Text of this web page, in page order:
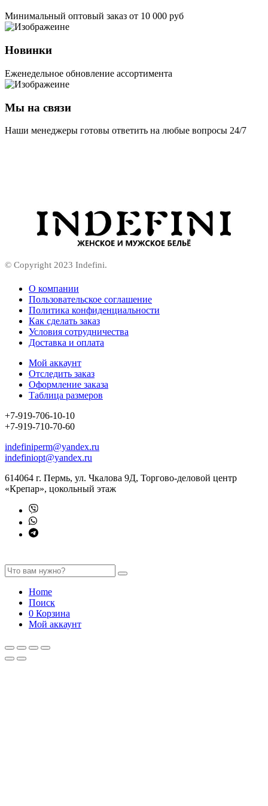
Минимальный оптовый заказ от 10 000 руб
Новинки
Еженедельное обновление ассортимента
Мы на связи
Наши менеджеры готовы ответить на любые вопросы 24/7
© Copyright 2023 Indefini.
О компании
Пользовательское соглашение
Политика конфиденциальности
Как сделать заказ
Условия сотрудничества
Доставка и оплата
Мой аккаунт
Отследить заказ
Оформление заказа
Таблица размеров
+7-919-706-10-10
+7-919-710-70-60
indefiniperm@yandex.ru
indefiniopt@yandex.ru
614064 г. Пермь, ул. Чкалова 9Д, Торгово-деловой центр
«Крепар», цокольный этаж
Home
Поиск
0 Корзина
Мой аккаунт